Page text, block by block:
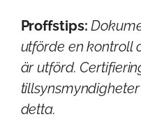
Proffstips:
utförde en kontroll
är utförd.
detta.